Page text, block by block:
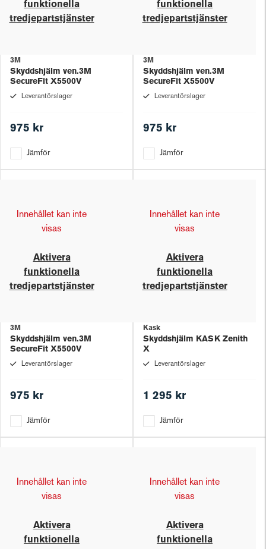
funktionella
tredjepartstjänster
3M
Skyddshjälm ven.3M
SecureFit X5500V
Leverantörslager
975 kr
Jämför
funktionella
tredjepartstjänster
3M
Skyddshjälm ven.3M
SecureFit X5500V
Leverantörslager
975 kr
Jämför
Innehållet kan inte
visas
Aktivera
funktionella
tredjepartstjänster
3M
Skyddshjälm ven.3M
SecureFit X5500V
Leverantörslager
975 kr
Jämför
Innehållet kan inte
visas
Aktivera
funktionella
tredjepartstjänster
Kask
Skyddshjälm KASK Zenith
X
Leverantörslager
1 295 kr
Jämför
Innehållet kan inte
visas
Aktivera
funktionella
Innehållet kan inte
visas
Aktivera
funktionella